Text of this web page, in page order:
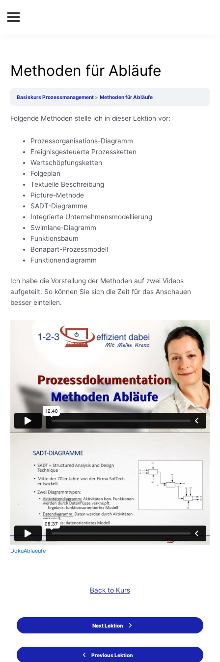
Methoden für Abläufe
Basiskurs Prozessmanagement Methoden für Abläufe
Folgende Methoden stelle ich in dieser Lektion vor:
Prozessorganisations-Diagramm
Ereignisgesteuerte Prozessketten
Wertschöpfungsketten
Folgeplan
Textuelle Beschreibung
Picture-Methode
SADT-Diagramme
Integrierte Unternehmensmodellierung
Swimlane-Diagramm
Funktionsbaum
Bonapart-Prozessmodell
Funktionendiagramm
Ich habe die Vorstellung der Methoden auf zwei Videos
aufgeteilt. So können Sie sich die Zeit für das Anschauen
besser einteilen.
DokuAblaeufe
Previous Lektion
Back to Kurs
Next Lektion